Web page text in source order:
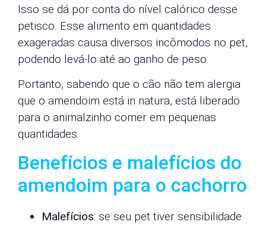
Isso se dá por conta do nível calórico desse
petisco. Esse alimento em quantidades
exageradas causa diversos incômodos no pet,
podendo levá-lo até ao ganho de peso.
Portanto, sabendo que o cão não tem alergia
que o amendoim está in natura, está liberado
para o animalzinho comer em pequenas
quantidades.
Benefícios e malefícios do
amendoim para o cachorro
Malefícios: se seu pet tiver sensibilidade